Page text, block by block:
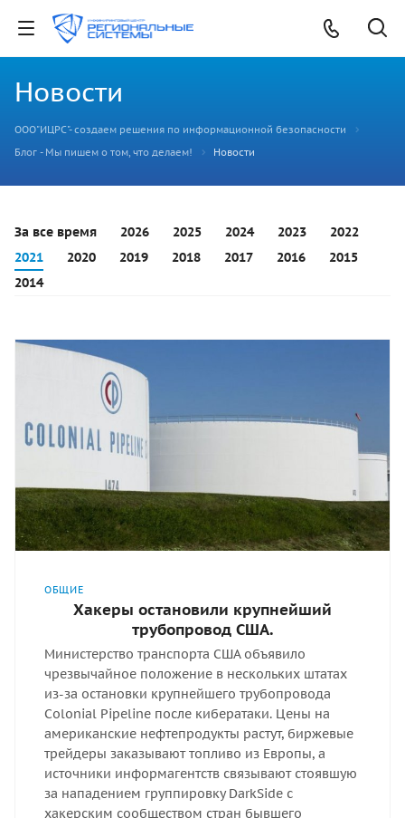
Новости
ООО"ИЦРС"- создаем решения по информационной безопасности
Блог - Мы пишем о том, что делаем!
Новости
За все время 2026 2025 2024 2023
2022
2021
2020 2019 2018 2017 2016
2015
2014
ОБЩИЕ
Хакеры остановили крупнейший
трубопровод США.
Министерство транспорта США объявило
чрезвычайное положение в нескольких штатах
из-за остановки крупнейшего трубопровода
Colonial Pipeline после кибератаки. Цены на
американские нефтепродукты растут, биржевые
трейдеры заказывают топливо из Европы, а
источники информагентств связывают стоявшую
за нападением группировку DarkSide с
хакерским сообществом стран бывшего